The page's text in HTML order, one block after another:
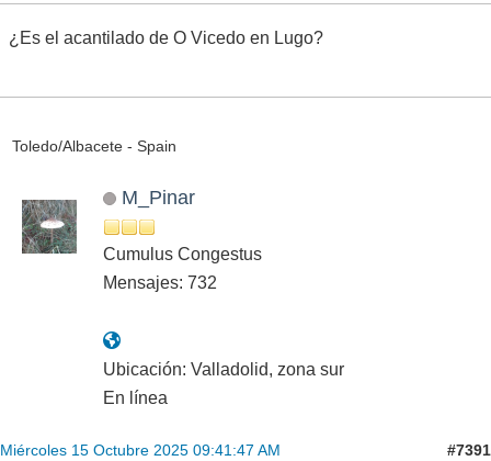
¿Es el acantilado de O Vicedo en Lugo?
Toledo/Albacete - Spain
M_Pinar
Cumulus Congestus
Mensajes: 732
Ubicación: Valladolid, zona sur
En línea
Miércoles 15 Octubre 2025 09:41:47 AM #7391